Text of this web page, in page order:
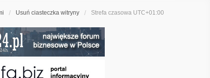
Usuń ciasteczka witryny Strefa czasowa UTC+01:00